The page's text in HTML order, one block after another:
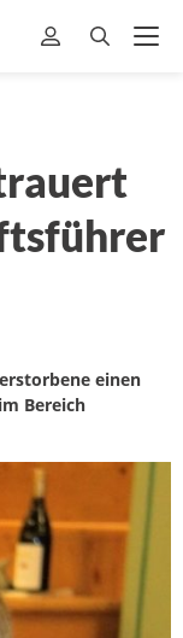
einen
Bereich